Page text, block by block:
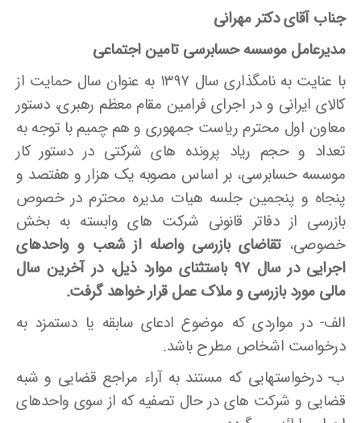
جناب آقای دکتر مهرانی
مدیرعامل موسسه حسابرسی تامین اجتماعی
با عنایت به نامگذاری سال ۱۳۹۷ به عنوان سال حمایت از
کالای ایرانی و در اجرای فرامین مقام معظم رهبری، دستور
معاون اول محترم ریاست جمهوری و هم چمیم با توجه به
تعداد و حجم ریاد پرونده های شرکتی در دستور کار
موسسه حسابرسی، بر اساس مصوبه یک هزار و هفتصد و
پنجاه و پنجمین جلسه هیات مدیره محترم در خصوص
بازرسی از دفاتر قانونی شرکت های وابسته به بخش
خصوصی،تقاضای بازرسی واصله از شعب و واحدهای
اجرایی در سال ۹۷ باستثنای موارد ذیل، در آخرین سال
مالی مورد بازرسی و ملاک عمل قرار خواهد گرفت.
الف- در مواردی که موضوع ادعای سابقه یا دستمزد به
درخواست اشخاص مطرح باشد.
ب- درخواستهایی که مستند به آراء مراجع قضایی و شبه
قضایی و شرکت های در حال تصفیه که از سوی واحدهای